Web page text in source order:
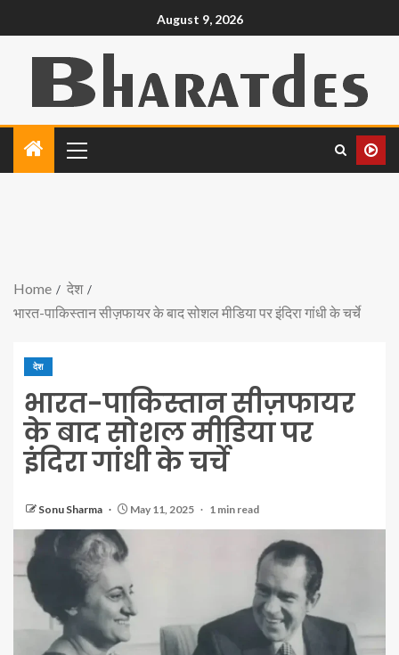
August 9, 2026
Home
देश
भारत-पाकिस्तान सीज़फायर के बाद सोशल मीडिया पर इंदिरा गांधी के चर्चे
देश
भारत-पाकिस्तान सीज़फायर
के बाद सोशल मीडिया पर
इंदिरा गांधी के चर्चे
Sonu Sharma May 11, 2025 1 min read